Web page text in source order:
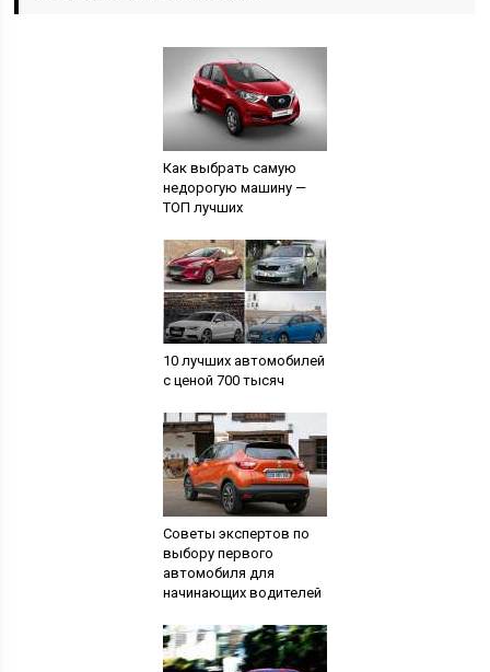
Как выбрать самую
недорогую машину —
ТОП лучших
10 лучших автомобилей
с ценой 700 тысяч
Советы экспертов по
выбору первого
автомобиля для
начинающих водителей